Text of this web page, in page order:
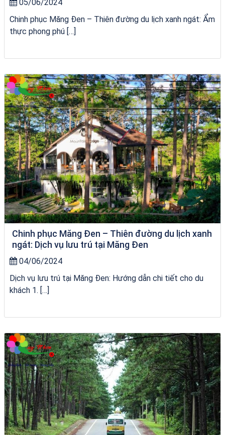
05/06/2024
Chinh phục Măng Đen – Thiên đường du lịch xanh ngát: Ẩm
thực phong phú […]
Khách sạn Việt Nam Taste
Chinh phục Măng Đen – Thiên đường du lịch xanh
ngát: Dịch vụ lưu trú tại Măng Đen
04/06/2024
Dịch vụ lưu trú tại Măng Đen: Hướng dẫn chi tiết cho du
khách 1. […]
Khách sạn Việt Nam Taste